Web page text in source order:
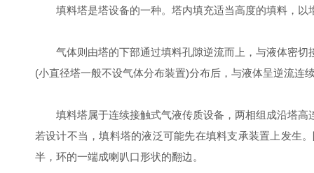
填料塔是塔设备的一种。塔内填充适当高度的填料，以
气体则由塔的下部通过填料孔隙逆流而上，与液体密切
(小直径塔一般不设气体分布装置)分布后，与液体呈逆流连
填料塔属于连续接触式气液传质设备，两相组成沿塔高
若设计不当，填料塔的液泛可能先在填料支承装置上发生
半，环的一端成喇叭口形状的翻边。